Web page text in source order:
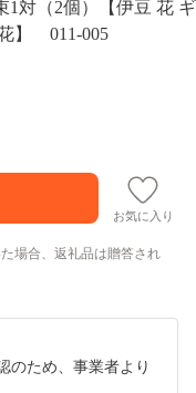
1対（2個）【伊豆 花 ギ
】 011-005
お気に入り
場合、返礼品は贈答され
のため、事業者より